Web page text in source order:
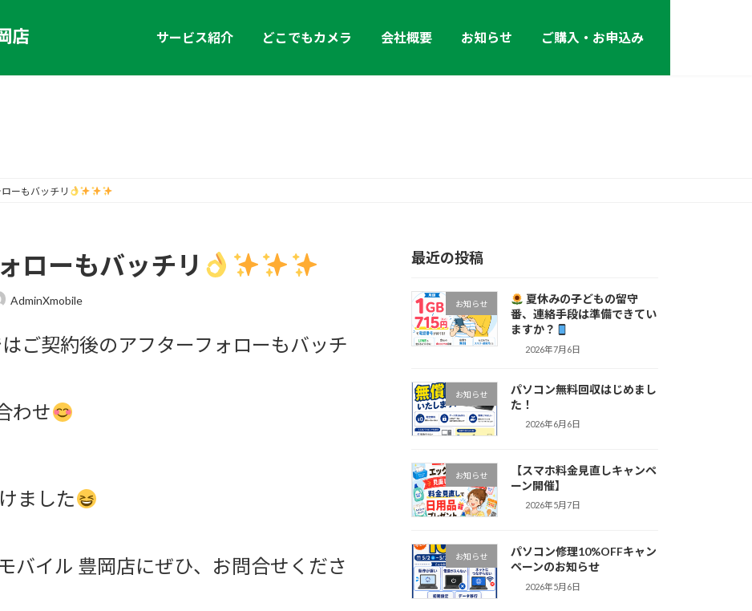
サービス紹介 どこでもカメラ 会社概要 お知らせ ご購入・お申込み
ーもバッチリ
ローもバッチリ
AdminXmobile
ご契約後のアフターフォローもバッチ
わせ
ました
バイル 豊岡店にぜひ、お問合せくださ
最近の投稿
お知らせ
夏休みの子どもの留守
番、連絡手段は準備できてい
ますか？
2026年7月6日
お知らせ
パソコン無料回収はじめまし
た！
2026年6月6日
お知らせ
【スマホ料金見直しキャンペ
ーン開催】
2026年5月7日
お知らせ
パソコン修理10%OFFキャン
ペーンのお知らせ
2026年5月6日